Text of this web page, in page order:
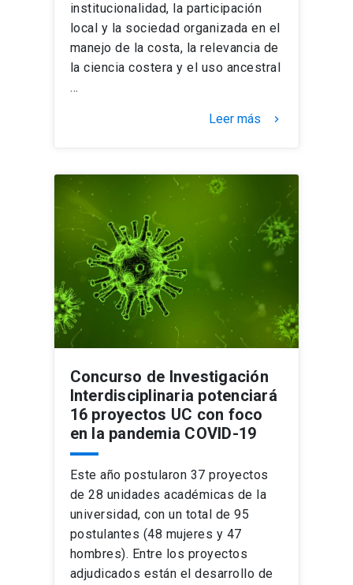
institucionalidad, la participación
local y la sociedad organizada en el
manejo de la costa, la relevancia de
la ciencia costera y el uso ancestral
…
Leer más keyboard_arrow_right
Concurso de Investigación
Interdisciplinaria potenciará
16 proyectos UC con foco
en la pandemia COVID-19
Este año postularon 37 proyectos
de 28 unidades académicas de la
universidad, con un total de 95
postulantes (48 mujeres y 47
hombres). Entre los proyectos
adjudicados están el desarrollo de